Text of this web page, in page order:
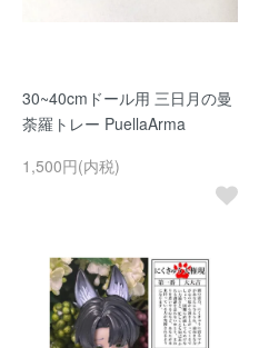
30~40cmドール用 三日月の曼
荼羅トレー PuellaArma
1,500円(内税)